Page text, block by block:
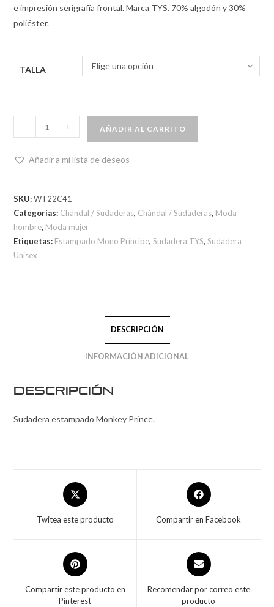
e impresión serigrafía frontal. Marca TYS. 70% algodón y 30%
poliéster.
TALLA Elige una opción
- + AÑADIR AL CARRITO
Añadir a mi lista de deseos
SKU:WT22C41
Categorías: Chándal / Sudaderas, Chándal / Sudaderas, Moda
hombre, Moda mujer
Etiquetas: Estampado Mono Príncipe,Sudadera TYS,Sudadera
Unisex
DESCRIPCIÓN
INFORMACIÓN ADICIONAL
Descripción
Sudadera estampado Monkey Prince.
Twitea este producto Compartir en Facebook
Compartir este producto en
Pinterest
Recomendar por correo este
producto